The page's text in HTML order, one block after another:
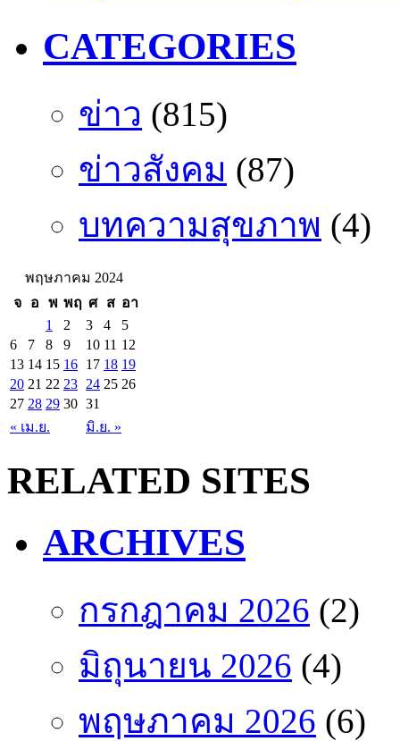
CATEGORIES
ข่าว (815)
ข่าวสังคม (87)
บทความสุขภาพ (4)
พฤษภาคม 2024
จ
อ พ พฤ ศ ส อา
« เม.ย. มิ.ย. »
1 2 3 4
5
6
7 8 9 10 11 12
13 14 15 16 17 18 19
20 21 22 23 24 25 26
27 28 29 30 31
RELATED SITES
ARCHIVES
กรกฎาคม 2026 (2)
มิถุนายน 2026 (4)
พฤษภาคม 2026 (6)